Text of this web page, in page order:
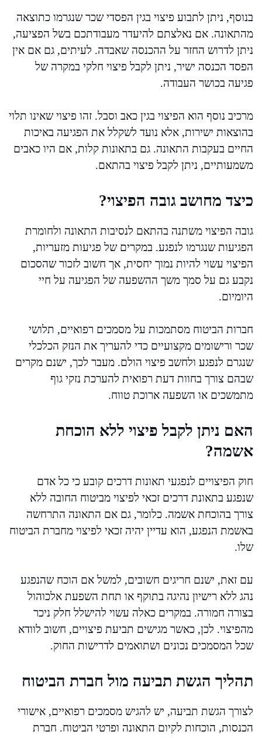
בנוסף, ניתן לתבוע פיצוי בגין הפסדי שכר שנגרמו כתוצאה
מהתאונה. אם נאלצתם להיעדר מעבודתכם בשל הפציעה,
ניתן לדרוש החזר על ההכנסה שאבדה. לעיתים, גם אם אין
הפסד הכנסה ישיר, ניתן לקבל פיצוי חלקי במקרה של
פגיעה בכושר העבודה.
מרכיב נוסף הוא הפיצוי בגין כאב וסבל. זהו פיצוי שאינו תלוי
בהוצאות ישירות, אלא נועד לשקלל את הפגיעה באיכות
החיים בעקבות התאונה. גם בתאונות קלות, אם היו כאבים
משמעותיים, ניתן לקבל פיצוי בהתאם.
כיצד מחושב גובה הפיצוי?
גובה הפיצוי משתנה בהתאם לנסיבות התאונה ולחומרת
הפגיעות שנגרמו לנפגע. במקרים של פגיעות מזעריות,
הפיצוי עשוי להיות נמוך יחסית, אך חשוב לזכור שהסכום
נקבע גם על סמך משך ההשפעה של הפגיעה על חיי
היומיום.
חברות הביטוח מסתמכות על מסמכים רפואיים, תלושי
שכר ורישומים מקצועיים כדי להעריך את הנזק הכלכלי
שנגרם לנפגע ולחשב פיצוי הולם. מעבר לכך, ישנם מקרים
שבהם צורך בחוות דעת רפואית להערכת נזקי גוף
מתמשכים או השפעה ארוכת טווח.
האם ניתן לקבל פיצוי ללא הוכחת
אשמה?
חוק הפיצויים לנפגעי תאונות דרכים קובע כי כל אדם
שנפגע בתאונת דרכים זכאי לפיצוי מביטוח החובה ללא
צורך בהוכחת אשמה. כלומר, גם אם התאונה התרחשה
באשמת הנפגע, הוא עדיין יהיה זכאי לפיצוי מחברת הביטוח
שלו.
עם זאת, ישנם חריגים חשובים, למשל אם הוכח שהנפגע
נהג ללא רישיון נהיגה בתוקף או תחת השפעת אלכוהול
בצורה חמורה. במקרים כאלה עשוי להישלל חלק ניכר
מהפיצוי. לכן, כאשר מגישים תביעת פיצויים, חשוב לוודא
שכל המסמכים נכונים ושתואמים לדרישות החוק.
תהליך הגשת תביעה מול חברת הביטוח
לצורך הגשת תביעה, יש להגיש מסמכים רפואיים, אישורי
הכנסות, הוכחות לקיום התאונה ופרטי הביטוח. חברת